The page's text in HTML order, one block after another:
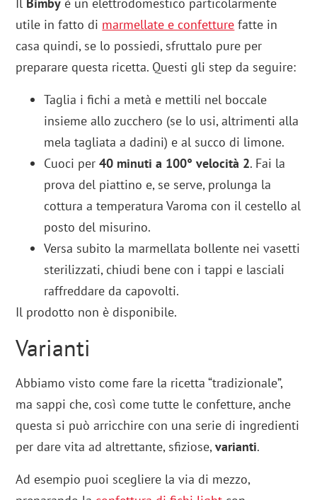
utile in fatto di marmellate e confetture fatte in
casa quindi, se lo possiedi, sfruttalo pure per
preparare questa ricetta. Questi gli step da seguire:
Taglia i fichi a metà e mettili nel boccale
insieme allo zucchero (se lo usi, altrimenti alla
mela tagliata a dadini) e al succo di limone.
Cuoci per40 minuti a 100° velocità 2. Fai la
prova del piattino e, se serve, prolunga la
cottura a temperatura Varoma con il cestello al
posto del misurino.
Versa subito la marmellata bollente nei vasetti
sterilizzati, chiudi bene con i tappi e lasciali
raffreddare da capovolti.
Il prodotto non è disponibile.
Varianti
Abbiamo visto come fare la ricetta “tradizionale”,
ma sappi che, così come tutte le confetture, anche
questa si può arricchire con una serie di ingredienti
per dare vita ad altrettante, sfiziose,varianti.
Ad esempio puoi scegliere la via di mezzo,